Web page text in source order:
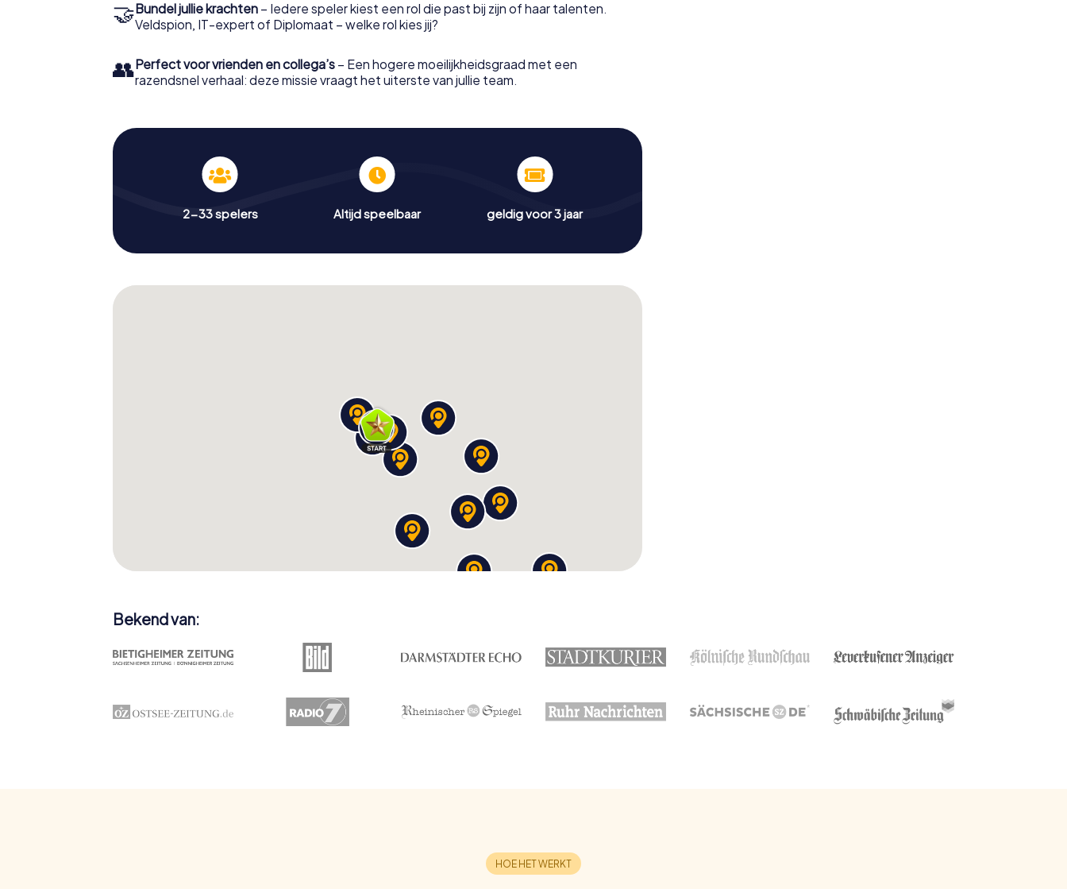
🤝Bundel jullie krachten – Iedere speler kiest een rol die past bij zijn of haar talenten.
Veldspion, IT-expert of Diplomaat – welke rol kies jij?
👥Perfect voor vrienden en collega’s – Een hogere moeilijkheidsgraad met een
razendsnel verhaal: deze missie vraagt het uiterste van jullie team.
2-33 spelers Altijd speelbaar geldig voor 3 jaar
Bekend van: